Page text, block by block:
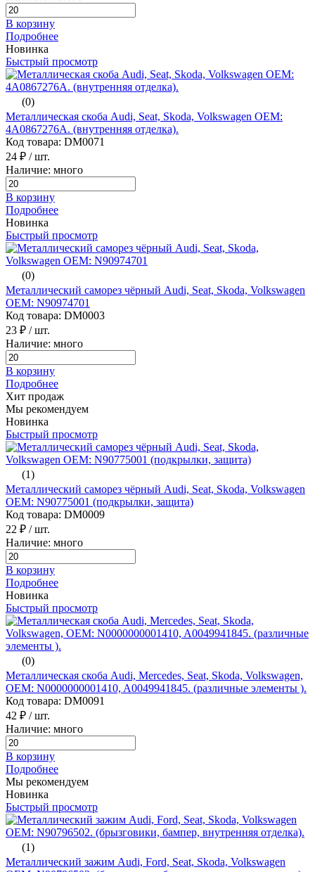
В корзину
Подробнее
Новинка
Быстрый просмотр
(0)
Металлическая скоба Audi, Seat, Skoda, Volkswagen ОЕМ:
4A0867276A. (внутренняя отделка).
Код товара: DM0071
24 ₽ / шт.
Наличие: много
В корзину
Подробнее
Новинка
Быстрый просмотр
(0)
Металлический саморез чёрный Audi, Seat, Skoda, Volkswagen
ОЕМ: N90974701
Код товара: DM0003
23 ₽ / шт.
Наличие: много
В корзину
Подробнее
Хит продаж
Мы рекомендуем
Новинка
Быстрый просмотр
(1)
Металлический саморез чёрный Audi, Seat, Skoda, Volkswagen
ОЕМ: N90775001 (подкрылки, защита)
Код товара: DM0009
22 ₽ / шт.
Наличие: много
В корзину
Подробнее
Новинка
Быстрый просмотр
(0)
Металлическая скоба Audi, Mercedes, Seat, Skoda, Volkswagen,
ОЕМ: N0000000001410, A0049941845. (различные элементы ).
Код товара: DM0091
42 ₽ / шт.
Наличие: много
В корзину
Подробнее
Мы рекомендуем
Новинка
Быстрый просмотр
(1)
Металлический зажим Audi, Ford, Seat, Skoda, Volkswagen